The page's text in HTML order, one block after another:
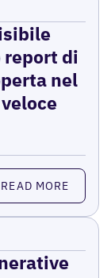
report di
nel
READ MORE